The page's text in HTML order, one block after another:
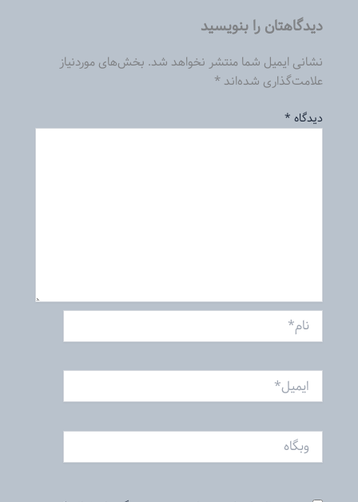
دیدگاهتان را بنویسید
نشانی ایمیل شما منتشر نخواهد شد. بخش‌های موردنیاز
علامت‌گذاری شده‌اند*
دیدگاه *
نام*
ایمیل*